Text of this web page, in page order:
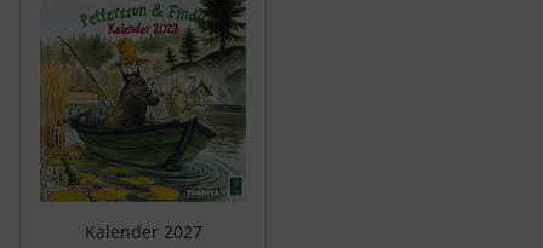
Kalender 2027